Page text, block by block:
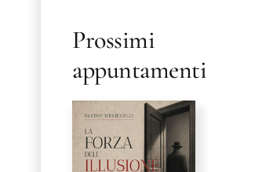
Prossimi
appuntamenti